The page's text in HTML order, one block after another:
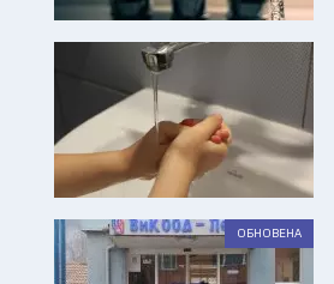
ОБНОВЕНА